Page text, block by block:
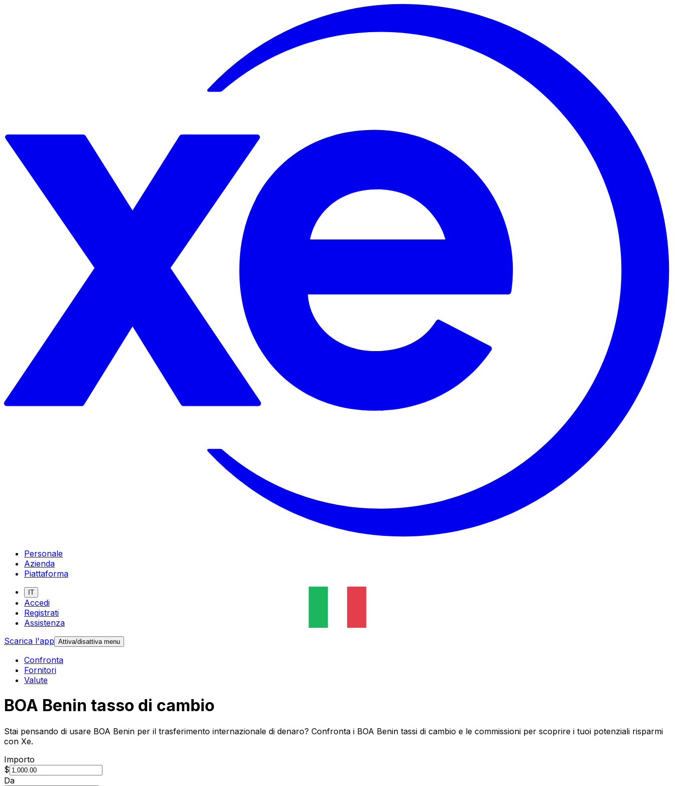
Personale
Azienda
Piattaforma
IT
Accedi
Registrati
Assistenza
Scarica l'app Attiva/disattiva menu
Confronta
Fornitori
Valute
BOA Benin tasso di cambio
Stai pensando di usare BOA Benin per il trasferimento internazionale di denaro? Confronta i BOA Benin tassi di cambio e le commissioni per scoprire i tuoi potenziali risparmi
con Xe.
Importo
$
Da